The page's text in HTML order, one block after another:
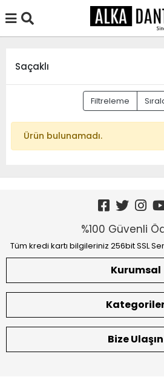
Saçaklı
Filtreleme
Ürün bulunamadı.
%100 Güvenli
Tüm kredi kartı bilgileriniz 256bit SSL
Kurumsal
Bize Ulaşın